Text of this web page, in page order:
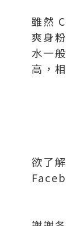
雖然
爽身
水一
高，
欲了